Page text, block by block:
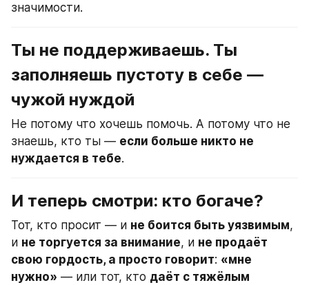
значимости.
Ты не поддерживаешь. Ты
заполняешь пустоту в себе —
чужой нуждой
Не потому что хочешь помочь. А потому что не
знаешь, кто ты — если больше никто не
нуждается в тебе.
И теперь смотри: кто богаче?
Тот, кто просит — и не боится быть уязвимым,
и не торгуется за внимание, и не продаёт
свою гордость, а просто говорит: «мне
нужно» — или тот, кто даёт с тяжёлым